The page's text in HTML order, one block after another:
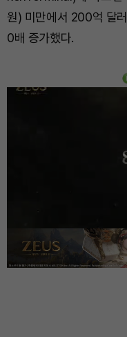
원) 미만에서 200억 달
0배 증가했다.